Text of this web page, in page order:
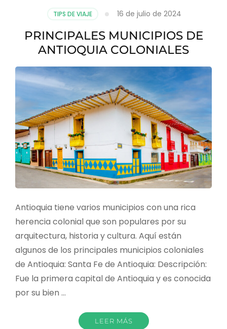
TIPS DE VIAJE 16 de julio de 2024
PRINCIPALES MUNICIPIOS DE
ANTIOQUIA COLONIALES
Antioquia tiene varios municipios con una rica
herencia colonial que son populares por su
arquitectura, historia y cultura. Aquí están
algunos de los principales municipios coloniales
de Antioquia: Santa Fe de Antioquia: Descripción:
Fue la primera capital de Antioquia y es conocida
por su bien …
LEER MÁS